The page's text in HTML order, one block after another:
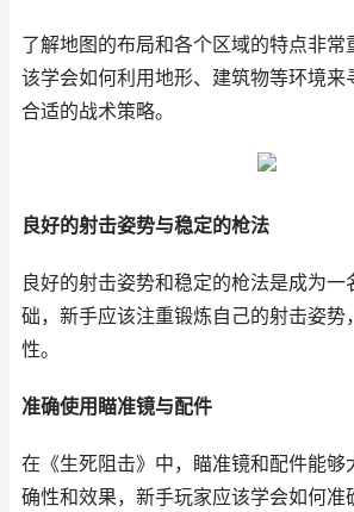
了解地图的布局和各个区域的特点非常
该学会如何利用地形、建筑物等环境来
合适的战术策略。
良好的射击姿势与稳定的枪法
良好的射击姿势和稳定的枪法是成为一
础，新手应该注重锻炼自己的射击姿势
性。
准确使用瞄准镜与配件
在《生死阻击》中，瞄准镜和配件能够
确性和效果，新手玩家应该学会如何准